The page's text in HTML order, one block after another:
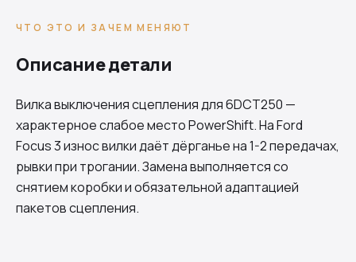
ЧТО ЭТО И ЗАЧЕМ МЕНЯЮТ
Описание детали
Вилка выключения сцепления для6DCT250 —
характерное слабое место PowerShift. На Ford
Focus 3 износ вилки даёт дёрганье на 1-2 передачах,
рывки при трогании. Замена выполняется со
снятием коробки и обязательной адаптацией
пакетов сцепления.